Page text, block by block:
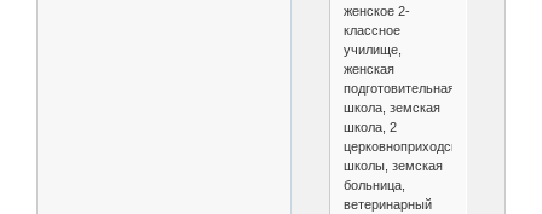
женское 2-
классное
училище,
женская
подготовительная
школа, земская
школа, 2
церковноприходские
школы, земская
больница,
ветеринарный